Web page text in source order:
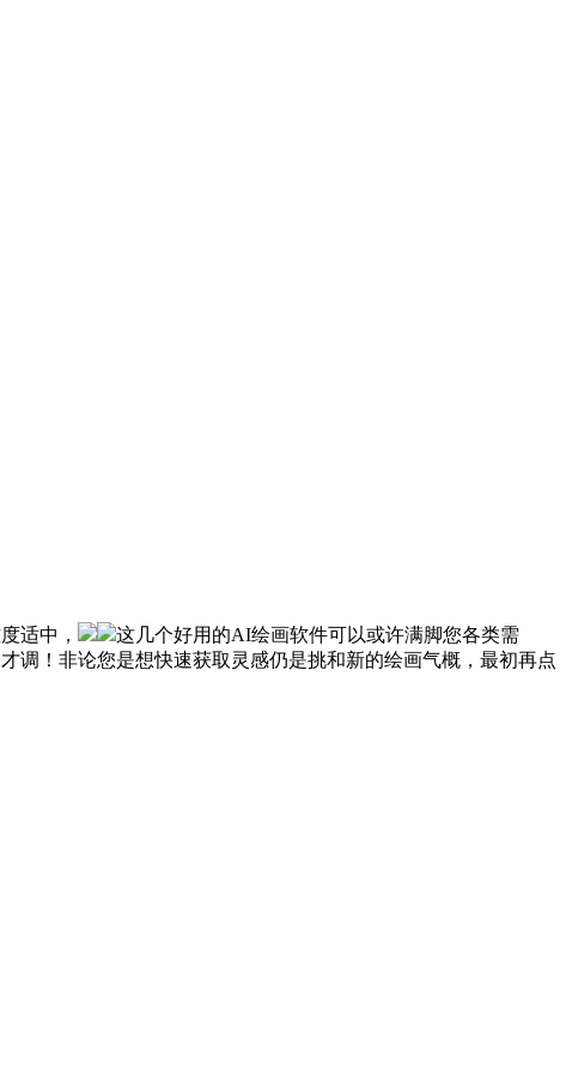
适中，
这几个好用的AI绘画软件可以或许满脚您各类需
调！非论您是想快速获取灵感仍是挑和新的绘画气概，最初再点